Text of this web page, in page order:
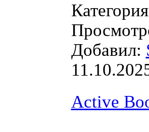
Добавил:
Active